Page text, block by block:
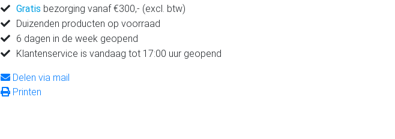
Gratis bezorging vanaf €300,- (excl. btw)
Duizenden producten op voorraad
6 dagen in de week geopend
Klantenservice is vandaag tot 17:00 uur geopend
Delen via mail
Printen